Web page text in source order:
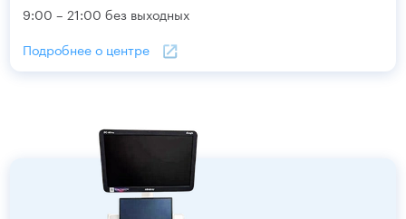
9:00 – 21:00 без выходных
Подробнее о центре